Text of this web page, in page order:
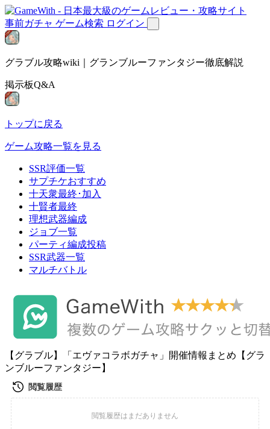
事前ガチャ ゲーム検索 ログイン
グラブル攻略wiki｜グランブルーファンタジー徹底解説
掲示板Q&A
トップに戻る
ゲーム攻略一覧を見る
SSR評価一覧
サプチケおすすめ
十天衆最終･加入
十賢者最終
理想武器編成
ジョブ一覧
パーティ編成投稿
SSR武器一覧
マルチバトル
【グラブル】「エヴァコラボガチャ」開催情報まとめ【グラ
ンブルーファンタジー】